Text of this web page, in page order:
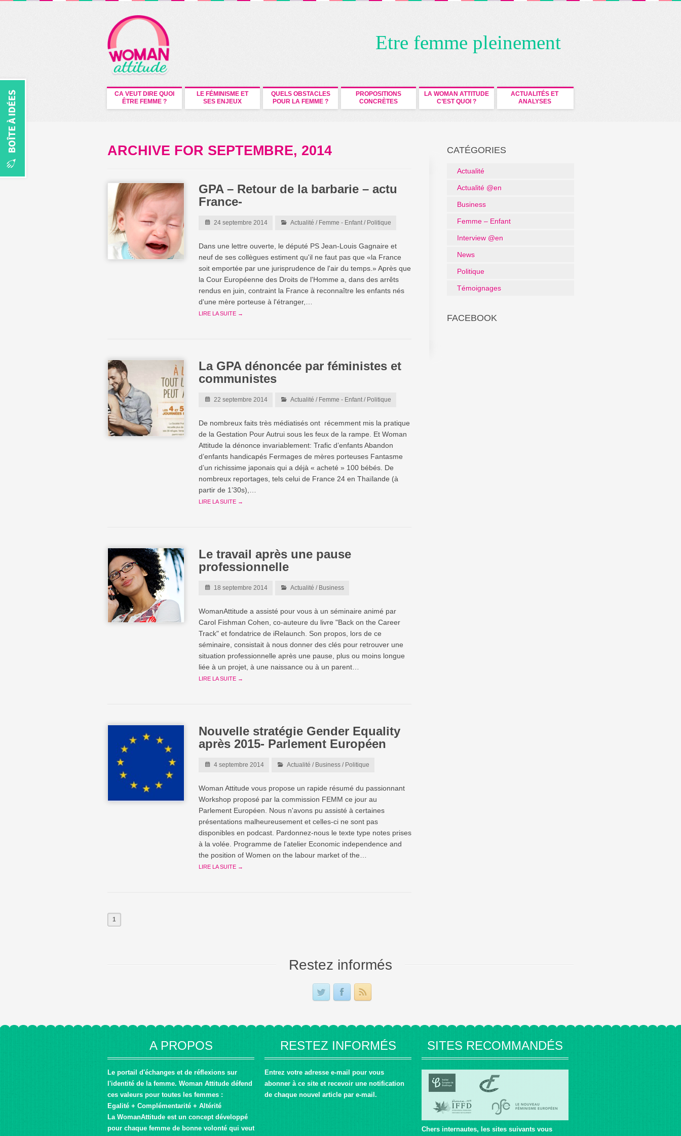
Etre femme pleinement
CA VEUT DIRE QUOI
ÊTRE FEMME ?
LE FÉMINISME ET
SES ENJEUX
QUELS OBSTACLES
POUR LA FEMME ?
PROPOSITIONS
CONCRÈTES
LA WOMAN ATTITUDE
C’EST QUOI ?
ACTUALITÉS ET
ANALYSES
ARCHIVE FOR SEPTEMBRE, 2014
GPA – Retour de la barbarie – actu
France-
24 septembre 2014 Actualité / Femme - Enfant/ Politique
Dans une lettre ouverte, le député PS Jean-Louis Gagnaire et
neuf de ses collègues estiment qu'il ne faut pas que «la France
soit emportée par une jurisprudence de l'air du temps.» Après que
la Cour Européenne des Droits de l'Homme a, dans des arrêts
rendus en juin, contraint la France à reconnaître les enfants nés
d'une mère porteuse à l'étranger,…
LIRE LA SUITE →
La GPA dénoncée par féministes et
communistes
22 septembre 2014 Actualité / Femme - Enfant/ Politique
De nombreux faits très médiatisés ont récemment mis la pratique
de la Gestation Pour Autrui sous les feux de la rampe. Et Woman
Attitude la dénonce invariablement: Trafic d’enfants Abandon
d’enfants handicapés Fermages de mères porteuses Fantasme
d’un richissime japonais qui a déjà « acheté » 100 bébés. De
nombreux reportages, tels celui de France 24 en Thaïlande (à
partir de 1’30s),…
LIRE LA SUITE →
Le travail après une pause
professionnelle
18 septembre 2014 Actualité / Business
WomanAttitude a assisté pour vous à un séminaire animé par
Carol Fishman Cohen, co-auteure du livre "Back on the Career
Track" et fondatrice de iRelaunch. Son propos, lors de ce
séminaire, consistait à nous donner des clés pour retrouver une
situation professionnelle après une pause, plus ou moins longue
liée à un projet, à une naissance ou à un parent…
LIRE LA SUITE →
Nouvelle stratégie Gender Equality
après 2015- Parlement Européen
4 septembre 2014 Actualité / Business / Politique
Woman Attitude vous propose un rapide résumé du passionnant
Workshop proposé par la commission FEMM ce jour au
Parlement Européen. Nous n'avons pu assisté à certaines
présentations malheureusement et celles-ci ne sont pas
disponibles en podcast. Pardonnez-nous le texte type notes prises
à la volée. Programme de l'atelier Economic independence and
the position of Women on the labour market of the…
LIRE LA SUITE →
1
CATÉGORIES
Actualité
Actualité @en
Business
Femme – Enfant
Interview @en
News
Politique
Témoignages
FACEBOOK
Restez informés
A PROPOS
Le portail d'échanges et de réflexions sur
l'identité de la femme. Woman Attitude défend
ces valeurs pour toutes les femmes :
Egalité + Complémentarité + Altérité
La WomanAttitude est un concept développé
pour chaque femme de bonne volonté qui veut
RESTEZ INFORMÉS
Entrez votre adresse e-mail pour vous
abonner à ce site et recevoir une notification
de chaque nouvel article par e-mail.
SITES RECOMMANDÉS
Chers internautes, les sites suivants vous